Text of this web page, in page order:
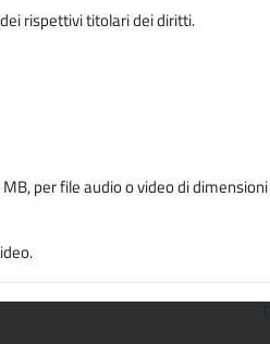
rispettivi titolari dei diritti.
per file audio o video di